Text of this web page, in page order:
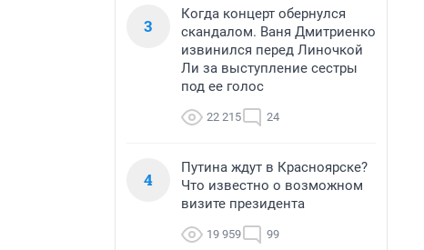
3
Когда концерт обернулся
скандалом. Ваня Дмитриенко
извинился перед Линочкой
Ли за выступление сестры
под ее голос
22 215 24
4
Путина ждут в Красноярске?
Что известно о возможном
визите президента
19 959 99